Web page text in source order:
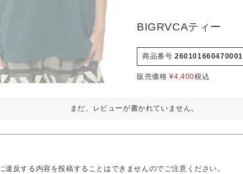
BIGRVCAティー
商品番号 260101660470001
販売価格 ¥4,400税込
まだ、レビューが書かれていません。
反する内容を投稿することはできませんのでご注意ください。